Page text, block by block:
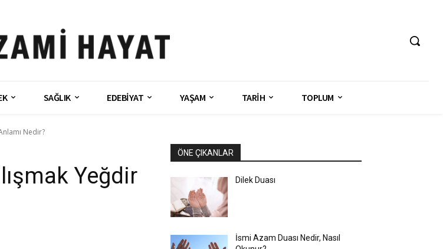
SAĞLIK EDEBİYAT YAŞAM TARİH TOPLUM
Nedir?
Yeğdir
ÖNE ÇIKANLAR
Dilek Duası
İsmi Azam Duası Nedir, Nasıl